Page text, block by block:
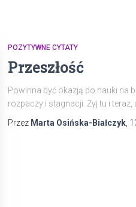
POZYTYWNE CYTATY
Przeszłość
Powinna być okazją do nauki na
rozpaczy i stagnacji. Żyj tu i
Przez Marta Osińska-Białczyk